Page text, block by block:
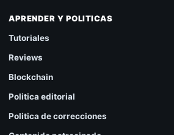
APRENDER Y POLITICAS
Tutoriales
Reviews
Blockchain
Politica editorial
Politica de correcciones